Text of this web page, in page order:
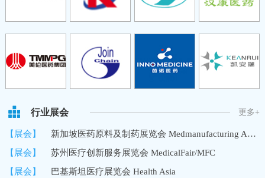
行业展会 更多+
【展会】
新加坡医药原料及制药展览会 Medmanufacturing Asia/MMA
【展会】
苏州医疗创新服务展览会 MedicalFair/MFC
【展会】
巴基斯坦医疗展览会 Health Asia